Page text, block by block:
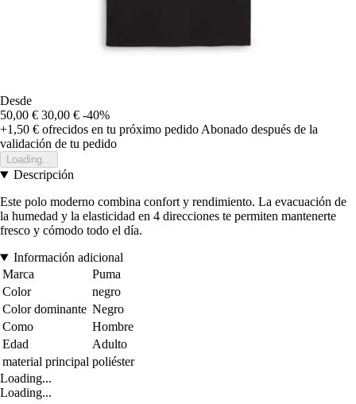
Desde
50,00 € 30,00 € -40%
+1,50 € ofrecidos en tu próximo pedido Abonado después de la
validación de tu pedido
Loading...
Descripción
Este polo moderno combina confort y rendimiento. La evacuación de
la humedad y la elasticidad en 4 direcciones te permiten mantenerte
fresco y cómodo todo el día.
Información adicional
Marca
Puma
Color
negro
Color dominante Negro
Como
Hombre
Edad
Adulto
material principal poliéster
Loading...
Loading...